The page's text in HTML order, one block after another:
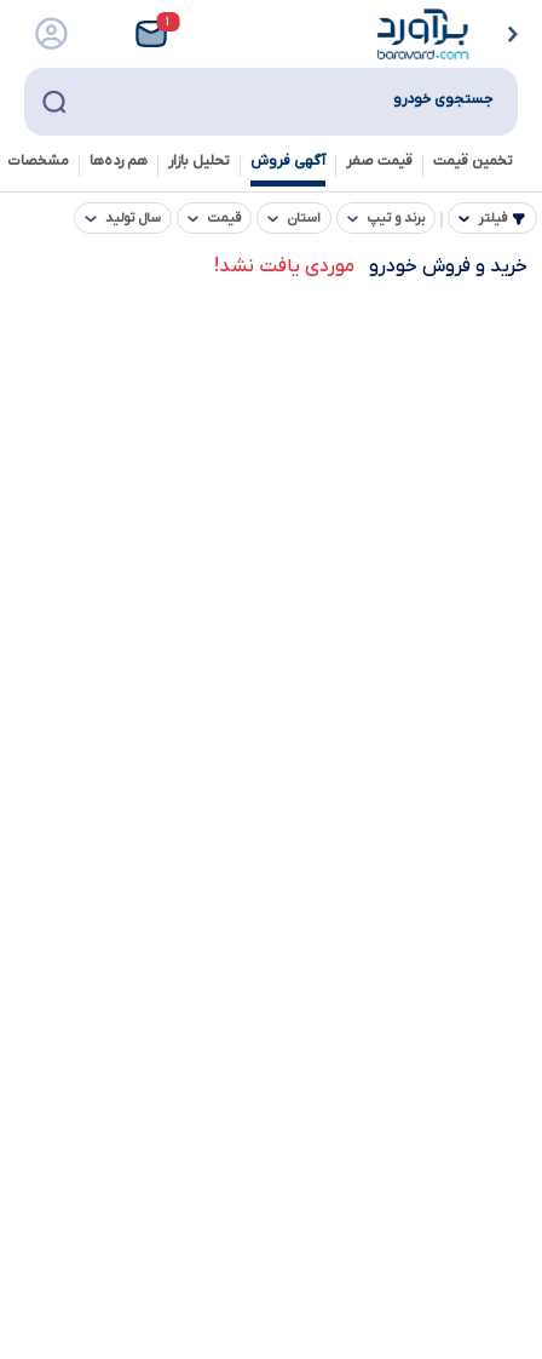
۱
جستجوی خودرو
تخمین قیمت قیمت صفر آگهی فروش تحلیل بازار هم رده‌ها‌ مشخصات
فیلتر برند و تیپ استان قیمت سال تولید
خرید و فروش خودرو موردی یافت نشد!